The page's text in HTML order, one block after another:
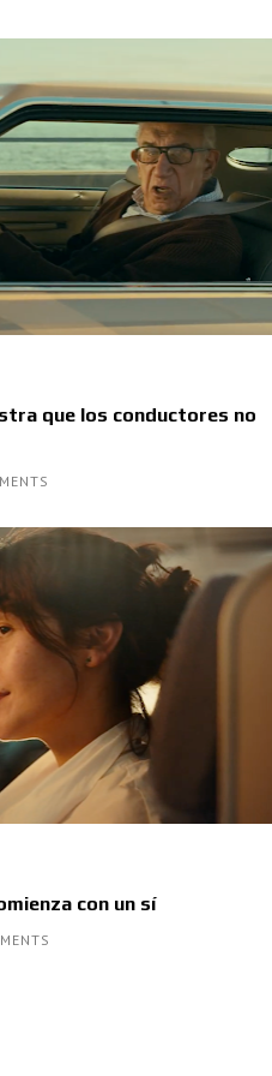
que los conductores no
con un sí